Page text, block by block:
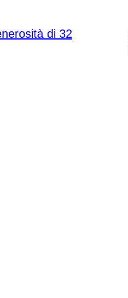
di 32